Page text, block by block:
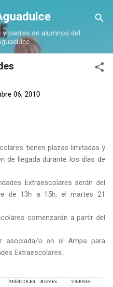
principal
padres de alumnos del
06, 2010
tienen plazas limitadas y
de llegada durante los días de
Extraescolares serán del
de 13h a 15h, el martes 21
comenzarán a partir del
asociada/o en el Ampa para
Extraescolares.